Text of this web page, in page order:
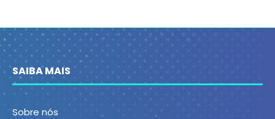
SAIBA MAIS
Sobre nós